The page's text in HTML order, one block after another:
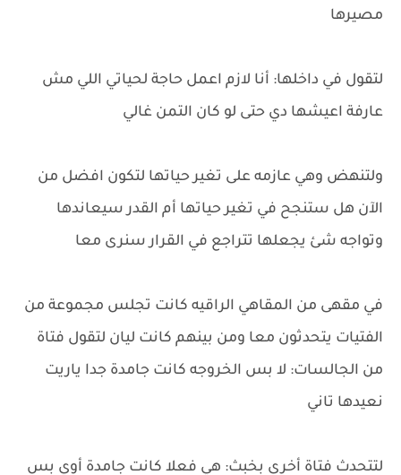
مصيرها
لتقول في داخلها: أنا لازم اعمل حاجة لحياتي اللي مش
عارفة اعيشها دي حتى لو كان التمن غالي
ولتنهض وهي عازمه على تغير حياتها لتكون افضل من
الآن هل ستنجح في تغير حياتها أم القدر سيعاندها
وتواجه شئ يجعلها تتراجع في القرار سنرى معا
في مقهى من المقاهي الراقيه كانت تجلس مجموعة من
الفتيات يتحدثون معا ومن بينهم كانت ليان لتقول فتاة
من الجالسات: لا بس الخروجه كانت جامدة جدا ياريت
نعيدها تاني
لتتحدث فتاة أخرى بخبث: هي فعلا كانت جامدة أوي بس